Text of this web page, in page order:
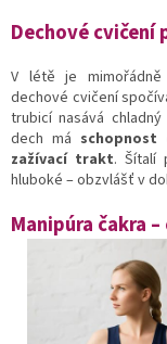
Dechové cvičení
V létě je mimořádně
dechové cvičení
trubicí nasává
dech má
zažívací trakt. Šítalí
hluboké – obzvlášť v
Manipúra čakra